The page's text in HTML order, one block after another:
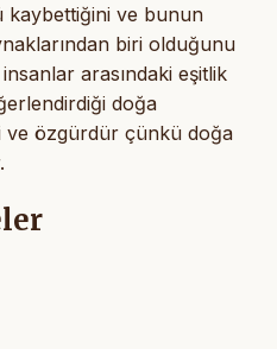
kaybettiğini ve bunun
biri olduğunu
arasındaki eşitlik
doğa
ve özgürdür çünkü doğa